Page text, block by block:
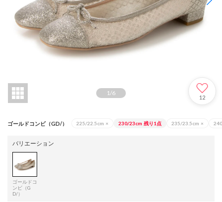
1/6
12
ゴールドコンビ（GD/） 225/22.5cm × 230/23cm 残り1点 235/23.5cm ×
バリエーション
ゴールドコ
ンビ（G
D/）